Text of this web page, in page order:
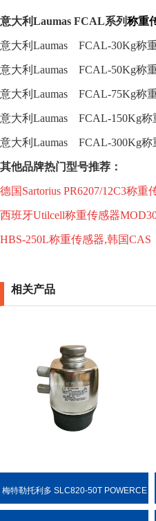
意大利Laumas FCAL系列称重
意大利 Laumas FCAL-30Kg称
意大利 Laumas FCAL-50Kg称
意大利 Laumas FCAL-75Kg称
意大利 Laumas FCAL-150Kg称
意大利 Laumas FCAL-300Kg称
其他品牌热门型号推荐：
德国Sartorius PR6207/12C3称重
西班牙Utilcell称重传感器
HBS-250L称重传感器,韩国CAS
相关产品
梅特勒托利多 SLC820-50T POWERCE